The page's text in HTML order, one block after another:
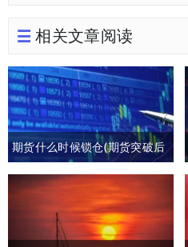
相关文章阅读
期货什么时候锁仓(期货突破后
回撤)